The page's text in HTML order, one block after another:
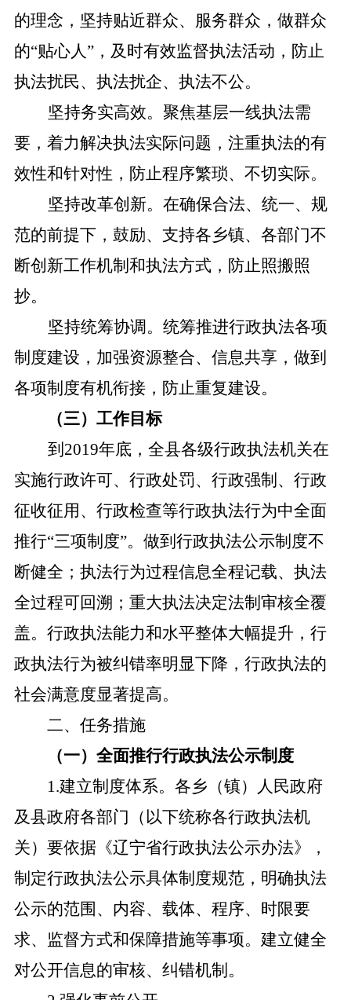
的理念，坚持贴近群众、服务群众，做群众
的“贴心人”，及时有效监督执法活动，防止
执法扰民、执法扰企、执法不公。
坚持务实高效。聚焦基层一线执法需
要，着力解决执法实际问题，注重执法的有
效性和针对性，防止程序繁琐、不切实际。
坚持改革创新。在确保合法、统一、规
范的前提下，鼓励、支持各乡镇、各部门不
断创新工作机制和执法方式，防止照搬照
抄。
坚持统筹协调。统筹推进行政执法各项
制度建设，加强资源整合、信息共享，做到
各项制度有机衔接，防止重复建设。
（三）工作目标
到 2019年底，全县各级行政执法机关在
实施行政许可、行政处罚、行政强制、行政
征收征用、行政检查等行政执法行为中全面
推行“三项制度”。做到行政执法公示制度不
断健全；执法行为过程信息全程记载、执法
全过程可回溯；重大执法决定法制审核全覆
盖。行政执法能力和水平整体大幅提升，行
政执法行为被纠错率明显下降，行政执法的
社会满意度显著提高。
二、任务措施
（一）全面推行行政执法公示制度
1.建立制度体系。各乡（镇）人民政府
及县政府各部门（以下统称各行政执法机
关）要依据《辽宁省行政执法公示办法》，
制定行政执法公示具体制度规范，明确执法
公示的范围、内容、载体、程序、时限要
求、监督方式和保障措施等事项。建立健全
对公开信息的审核、纠错机制。